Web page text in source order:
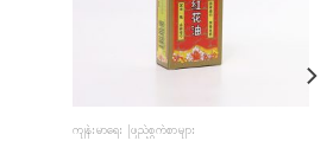
ကျန်းမာရေး ဖြည့်စွက်စာများ